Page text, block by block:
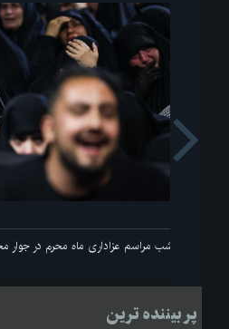
اولین شب مراسم عزاداری ماه محرم در
Next
پر بیننده ترین